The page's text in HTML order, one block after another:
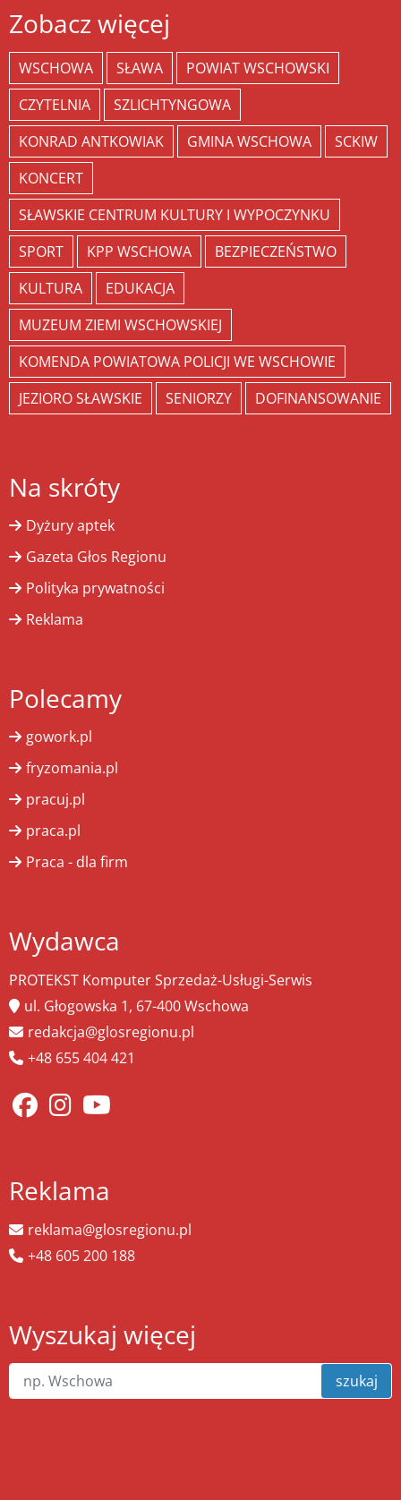
Zobacz więcej
WSCHOWA SŁAWA
POWIAT WSCHOWSKI
CZYTELNIA
SZLICHTYNGOWA
KONRAD ANTKOWIAK
GMINA WSCHOWA
SCKIW
KONCERT
SŁAWSKIE CENTRUM KULTURY I WYPOCZYNKU
SPORT
KPP WSCHOWA
BEZPIECZEŃSTWO
KULTURA
EDUKACJA
MUZEUM ZIEMI WSCHOWSKIEJ
KOMENDA POWIATOWA POLICJI WE WSCHOWIE
JEZIORO SŁAWSKIE
SENIORZY DOFINANSOWANIE
Na skróty
Dyżury aptek
Gazeta Głos Regionu
Polityka prywatności
Reklama
Polecamy
gowork.pl
fryzomania.pl
pracuj.pl
praca.pl
Praca - dla firm
Wydawca
PROTEKST Komputer Sprzedaż-Usługi-Serwis
ul. Głogowska 1, 67-400 Wschowa
redakcja@glosregionu.pl
+48 655 404 421
Reklama
reklama@glosregionu.pl
+48 605 200 188
Wyszukaj więcej
szukaj